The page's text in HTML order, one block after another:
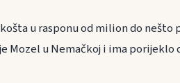
u rasponu od milion do
Mozel u Nemačkoj i ima